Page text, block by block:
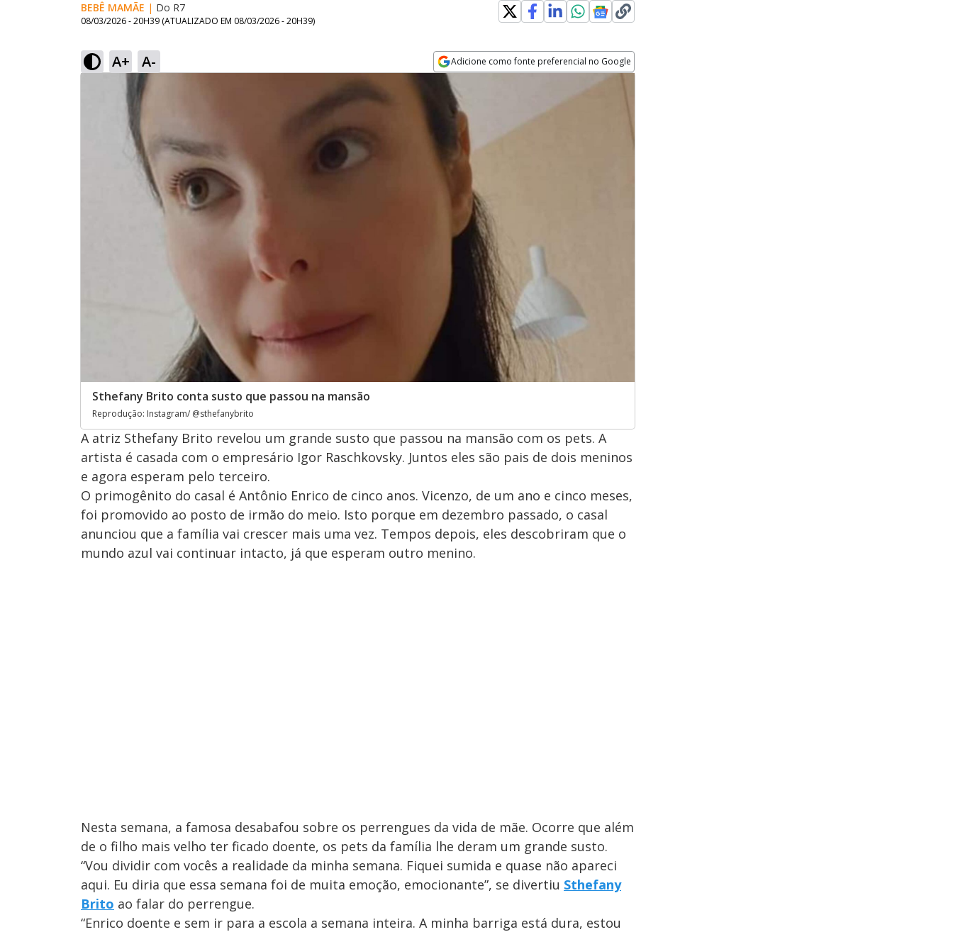
BEBÊ MAMÃE | Do R7
08/03/2026 - 20H39 (ATUALIZADO EM 08/03/2026 - 20H39)
A+ A- Adicione como fonte preferencial no Google
Opens in new window
Sthefany Brito conta susto que passou na mansão
Reprodução: Instagram/ @sthefanybrito
A atriz Sthefany Brito revelou um grande susto que passou na mansão com os pets. A
artista é casada com o empresário Igor Raschkovsky. Juntos eles são pais de dois meninos
e agora esperam pelo terceiro.
O primogênito do casal é Antônio Enrico de cinco anos. Vicenzo, de um ano e cinco meses,
foi promovido ao posto de irmão do meio. Isto porque em dezembro passado, o casal
anunciou que a família vai crescer mais uma vez. Tempos depois, eles descobriram que o
mundo azul vai continuar intacto, já que esperam outro menino.
Nesta semana, a famosa desabafou sobre os perrengues da vida de mãe. Ocorre que além
de o filho mais velho ter ficado doente, os pets da família lhe deram um grande susto.
“Vou dividir com vocês a realidade da minha semana. Fiquei sumida e quase não apareci
aqui. Eu diria que essa semana foi de muita emoção, emocionante”, se divertiu Sthefany
Brito ao falar do perrengue.
“Enrico doente e sem ir para a escola a semana inteira. A minha barriga está dura, estou